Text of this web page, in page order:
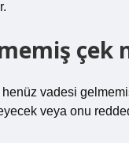
çek
vadesi
veya onu